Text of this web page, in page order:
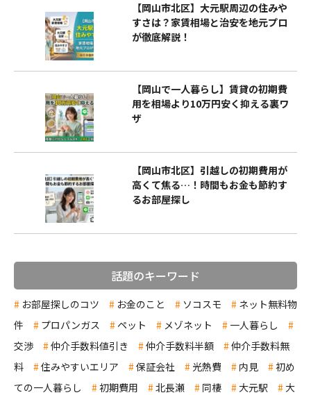
【岡山市北区】大元駅周辺の住みや
すさは？家賃相場と治安を地元プロ
が徹底解説！
【岡山で一人暮らし】賃貸の初期費
用を相場より10万円安く抑える裏ワ
ザ
【岡山市北区】引越しの初期費用が
高くて焦る…！時間もお金も節約す
るお部屋探し
話題のキーワード
お部屋探しのコツ お金のこと ソコスモ
ネット無料物
件
プロパンガス ペット メゾネット
一人暮らし
交渉
仲介手数料値引き 仲介手数料半額
仲介手数料無
料
住みやすいエリア 保証会社 光熱費 内見
初め
ての一人暮らし
初期費用 北長瀬 同棲 大元駅
大